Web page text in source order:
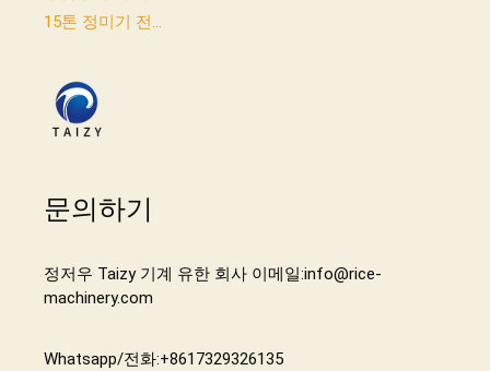
15톤 정미기 전...
문의하기
정저우 Taizy 기계 유한 회사 이메일:info@rice-
machinery.com
Whatsapp/전화:+8617329326135